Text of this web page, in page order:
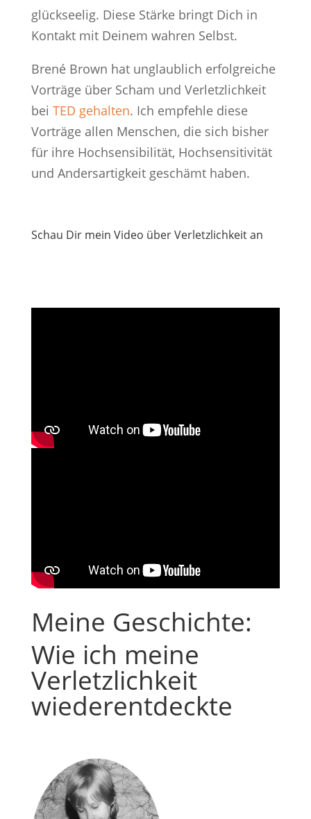
glückseelig. Diese Stärke bringt Dich in
Kontakt mit Deinem wahren Selbst.
Brené Brown hat unglaublich erfolgreiche
Vorträge über Scham und Verletzlichkeit
bei TED gehalten. Ich empfehle diese
Vorträge allen Menschen, die sich bisher
für ihre Hochsensibilität, Hochsensitivität
und Andersartigkeit geschämt haben.
Schau Dir mein Video über Verletzlichkeit an
Meine Geschichte:
Wie ich meine
Verletzlichkeit
wiederentdeckte